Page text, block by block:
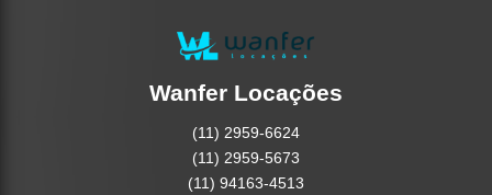
Wanfer Locações
(11) 2959-6624
(11) 2959-5673
(11) 94163-4513